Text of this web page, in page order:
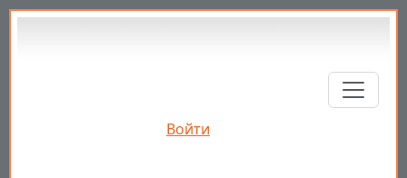
Перейти к основному содержанию
Войти